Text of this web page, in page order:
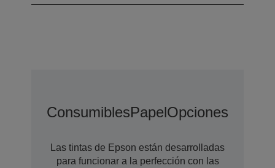
ConsumiblesPapelOpciones
Las tintas de Epson están desarrolladas
para funcionar a la perfección con las